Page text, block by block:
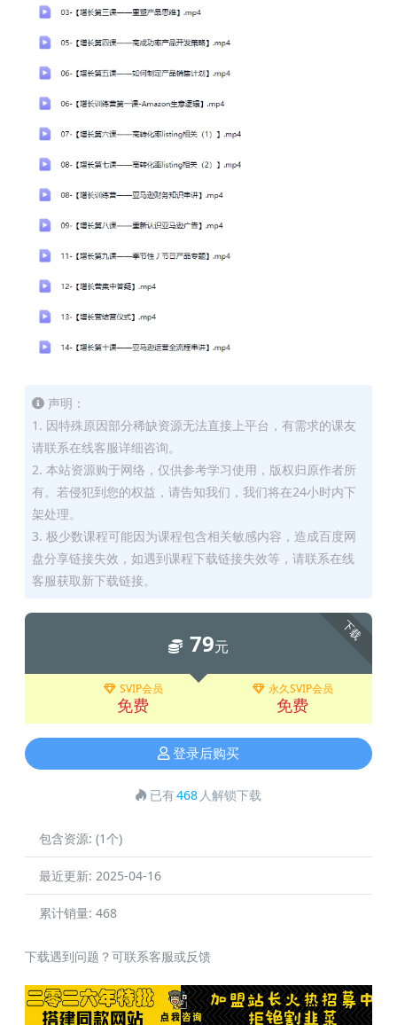
声明：
1. 因特殊原因部分稀缺资源无法直接上平台，有需求的课友
请联系在线客服详细咨询。
2. 本站资源购于网络，仅供参考学习使用，版权归原作者所
有。若侵犯到您的权益，请告知我们，我们将在24小时内下
架处理。
3. 极少数课程可能因为课程包含相关敏感内容，造成百度网
盘分享链接失效，如遇到课程下载链接失效等，请联系在线
客服获取新下载链接。
下载
79元
SVIP会员
免费
永久SVIP会员
免费
登录后购买
已有468 人解锁下载
包含资源: (1个)
最近更新: 2025-04-16
累计销量: 468
下载遇到问题？可联系客服或反馈